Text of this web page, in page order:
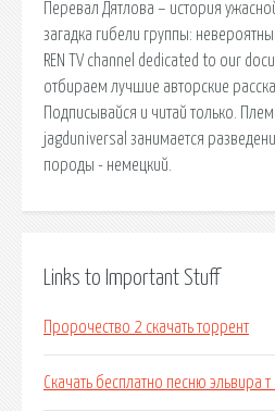
Перевал Дятлова – история
загадка гибели группы:
REN TV channel dedicated to our
отбираем лучшие авторские
Подписывайся и читай только.
jagduniversal занимается
породы - немецкий.
Links to Important Stuff
Пророчество 2 скачать торрент
Скачать бесплатно песню эльвира